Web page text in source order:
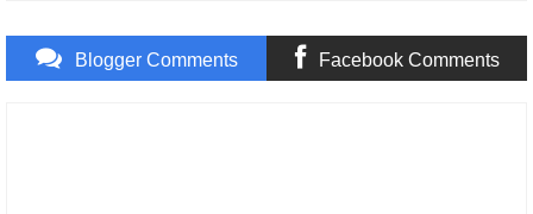
Blogger Comments Facebook Comments